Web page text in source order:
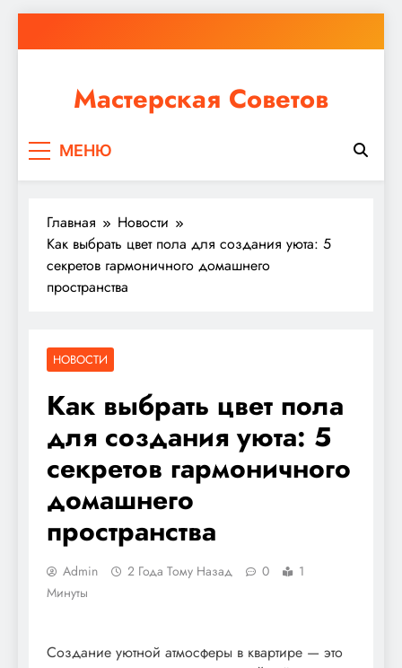
к
Мастерская Советов
ремонт или крупное строительство, в Мастерской
МЕНЮ
Главная
Новости
Как выбрать цвет пола для создания уюта: 5
секретов гармоничного домашнего
пространства
НОВОСТИ
Как выбрать цвет пола
для создания уюта: 5
секретов гармоничного
домашнего
пространства
Admin 2 Года Тому Назад 0
1
Минуты
Создание уютной атмосферы в квартире — это